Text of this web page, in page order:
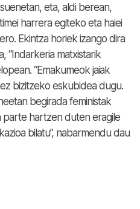
eta, aldi berean,
harrera egiteko eta haiei
Ekintza horiek izango dira
“Indarkeria matxistarik
“Emakumeok jaiak
bizitzeko eskubidea dugu.
begirada feministak
parte hartzen duten eragile
bilatu”, nabarmendu dau